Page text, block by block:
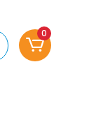
Bizi tercih
0